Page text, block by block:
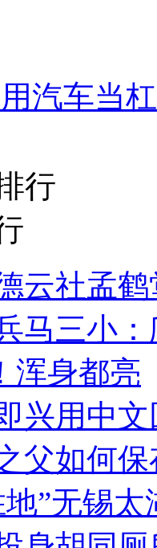
汽车当
行
云社孟
马三小
浑身都亮
兴用中
父如何
”无锡